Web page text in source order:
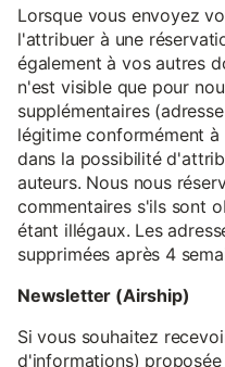
Lorsque vous envoyez
l'attribuer à une
également à vos autres
n'est visible que pour
supplémentaires
légitime conformément à
dans la possibilité
auteurs. Nous nous
commentaires s'ils sont
étant illégaux. Les
supprimées après 4
Newsletter (Airship)
Si vous souhaitez
d'informations)